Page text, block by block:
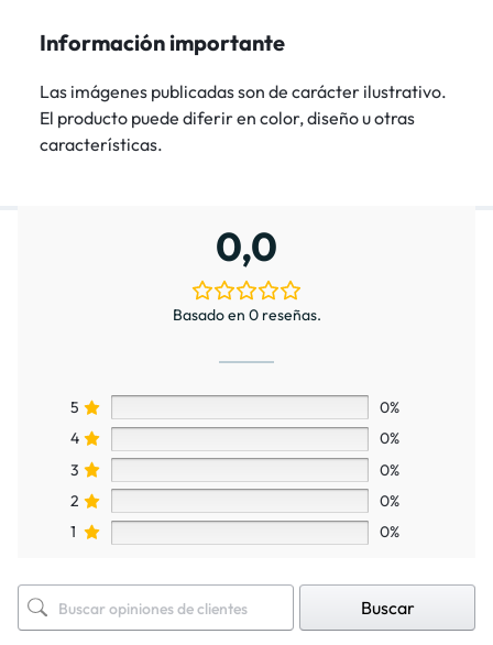
Información importante
Las imágenes publicadas son de carácter ilustrativo.
El producto puede diferir en color, diseño u otras
características.
0,0
Basado en 0 reseñas.
5
0%
4
0%
3
0%
2
0%
1
0%
Buscar